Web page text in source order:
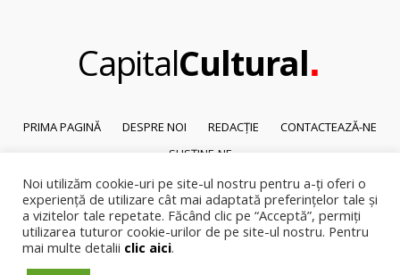
CapitalCultural.
PRIMA PAGINĂ DESPRE NOI REDACȚIE
CONTACTEAZĂ-NE
SUSȚINE-NE
© 2026Capital Cultural
Reproducerea integrală sau parțială a textelor sau a ilustrațiilor din orice
pagină a site-ului este posibilă numai cu acordul prealabil scris al Capital
Noi utilizăm cookie-uri pe site-ul nostru pentru a-ți oferi o
experiență de utilizare cât mai adaptată preferințelor tale și
a vizitelor tale repetate. Făcând clic pe “Acceptă”, permiți
utilizarea tuturor cookie-urilor de pe site-ul nostru. Pentru
mai multe detalii clic aici.